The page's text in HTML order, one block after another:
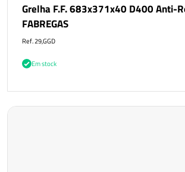
Grelha F.F. 683x371x40 D400 Anti-
FABREGAS
Ref. 29,GGD
Em stock